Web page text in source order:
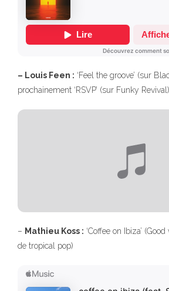
– Louis Feen : ‘Feel the groove’ (sur
prochainement ‘RSVP’ (sur Funky Revival)
– Mathieu Koss : ‘Coffee on Ibiza’
de tropical pop)